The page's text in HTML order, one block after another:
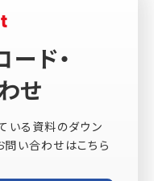
ド・
せ
ている資料のダウン
問い合わせはこちら